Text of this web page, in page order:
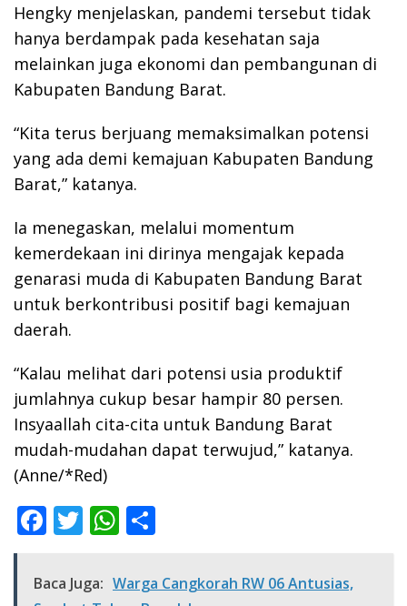
Hengky menjelaskan, pandemi tersebut tidak
hanya berdampak pada kesehatan saja
melainkan juga ekonomi dan pembangunan di
Kabupaten Bandung Barat.
“Kita terus berjuang memaksimalkan potensi
yang ada demi kemajuan Kabupaten Bandung
Barat,” katanya.
Ia menegaskan, melalui momentum
kemerdekaan ini dirinya mengajak kepada
genarasi muda di Kabupaten Bandung Barat
untuk berkontribusi positif bagi kemajuan
daerah.
“Kalau melihat dari potensi usia produktif
jumlahnya cukup besar hampir 80 persen.
Insyaallah cita-cita untuk Bandung Barat
mudah-mudahan dapat terwujud,” katanya.
(Anne/*Red)
F
e
T
itt
W
at ar
Baca Juga: Warga Cangkorah RW 06 Antusias,